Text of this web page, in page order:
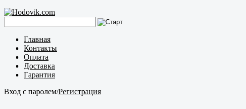
Главная
Контакты
Оплата
Доставка
Гарантия
Вход с паролем/Регистрация